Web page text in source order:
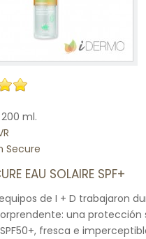
200 ml.
Secure
EAU SOLAIRE SPF+
de I + D trabajaron
una protección
fresca e